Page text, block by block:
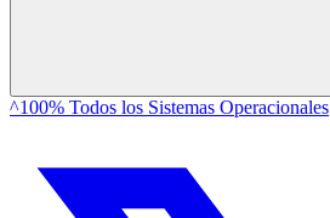
^100% Todos los Sistemas Operacionales